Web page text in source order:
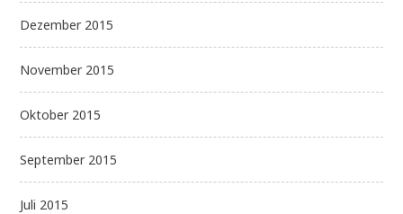
Dezember 2015
November 2015
Oktober 2015
September 2015
Juli 2015